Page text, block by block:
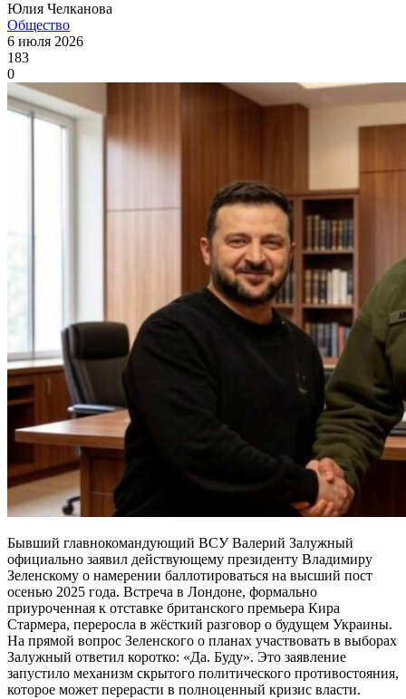
Юлия Челканова
Общество
6 июля 2026
183
0
Бывший главнокомандующий ВСУ Валерий Залужный
официально заявил действующему президенту Владимиру
Зеленскому о намерении баллотироваться на высший пост
осенью 2025 года. Встреча в Лондоне, формально
приуроченная к отставке британского премьера Кира
Стармера, переросла в жёсткий разговор о будущем Украины.
На прямой вопрос Зеленского о планах участвовать в выборах
Залужный ответил коротко: «Да. Буду». Это заявление
запустило механизм скрытого политического противостояния,
которое может перерасти в полноценный кризис власти.